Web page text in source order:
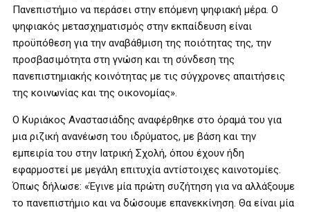
Πανεπιστήμιο να περάσει στην επόμενη ψηφιακή μέρα. Ο
ψηφιακός μετασχηματισμός στην εκπαίδευση είναι
προϋπόθεση για την αναβάθμιση της ποιότητας της, την
προσβασιμότητα στη γνώση και τη σύνδεση της
πανεπιστημιακής κοινότητας με τις σύγχρονες απαιτήσεις
της κοινωνίας και της οικονομίας».
Ο Κυριάκος Αναστασιάδης αναφέρθηκε στο όραμά του για
μια ριζική ανανέωση του ιδρύματος, με βάση και την
εμπειρία του στην Ιατρική Σχολή, όπου έχουν ήδη
εφαρμοστεί με μεγάλη επιτυχία αντίστοιχες καινοτομίες.
Όπως δήλωσε: «Έγινε μία πρώτη συζήτηση για να αλλάξουμε
το πανεπιστήμιο και να δώσουμε επανεκκίνηση. Θα είναι μία